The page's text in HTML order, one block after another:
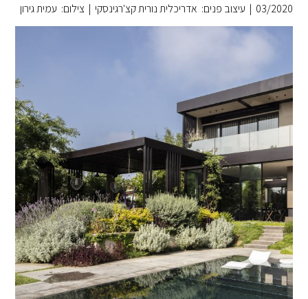
03/2020
| עיצוב פנים: אדריכלית נורית קצ'רגינסקי | צילום: עמית גירון